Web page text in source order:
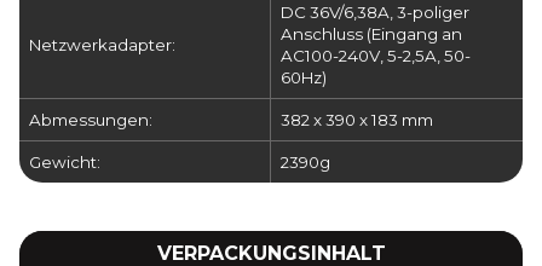
Netzwerkadapter:
DC 36V/6,38A, 3-poliger
Anschluss (Eingang an
AC100-240V, 5-2,5A, 50-
60Hz)
Abmessungen: 382 x 390 x 183 mm
Gewicht: 2390g
VERPACKUNGSINHALT